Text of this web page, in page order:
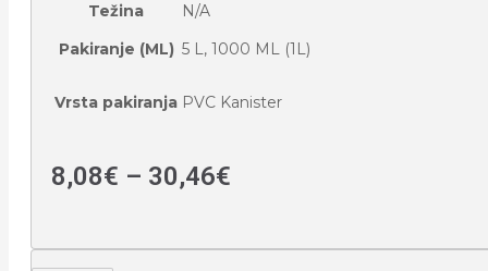
Težina
N/A
Pakiranje (ML) 5 L, 1000 ML (1L)
Vrsta pakiranja PVC Kanister
8,08€ – 30,46€
od